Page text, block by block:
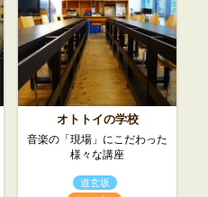
オトトイの学校
音楽の「現場」にこだわった
様々な講座
道玄坂